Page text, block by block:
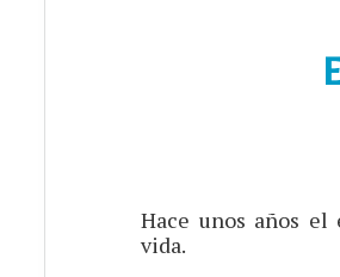
Hace unos años
vida.